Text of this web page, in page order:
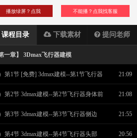
不能播？点我找客服
播放绿屏？点我
课程目录 下载素材 提问老师
第一章】 3Dmax飞行器建模
第1节 [免费] 3dmax建模--第1节飞行器 21:09
第2节 3dmax建模--第2节飞行器身体前 21:08
第3节 3dmax建模--第3节飞行器侧边 21:55
第4节 3dmax建模--第4节飞行器头部 20:56